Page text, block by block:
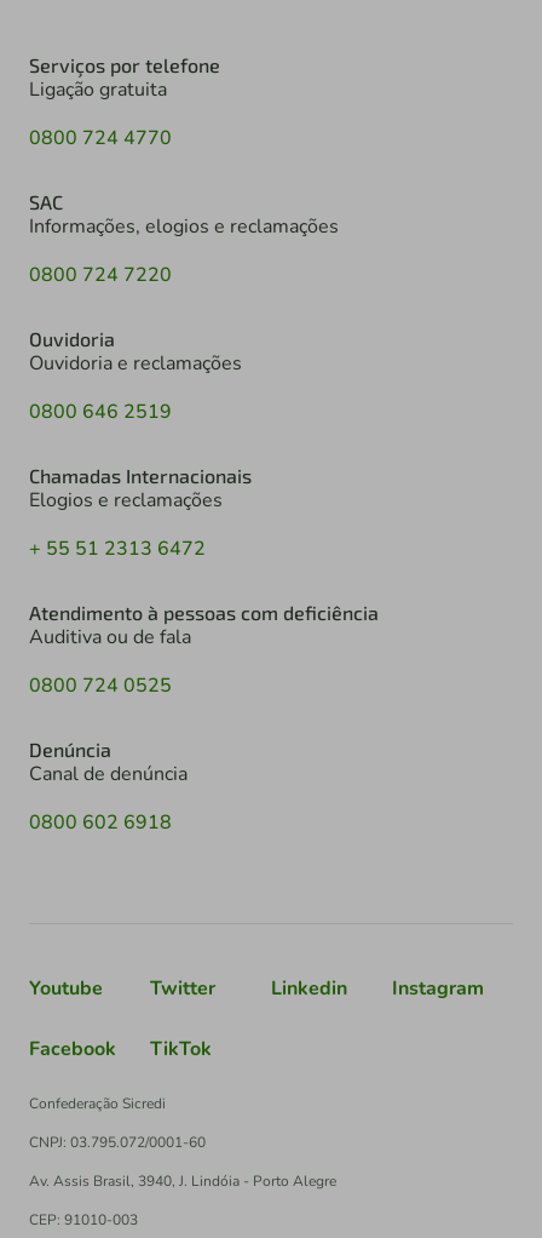
Serviços por telefone
Ligação gratuita
0800 724 4770
SAC
Informações, elogios e reclamações
0800 724 7220
Ouvidoria
Ouvidoria e reclamações
0800 646 2519
Chamadas Internacionais
Elogios e reclamações
+ 55 51 2313 6472
Atendimento à pessoas com deficiência
Auditiva ou de fala
0800 724 0525
Denúncia
Canal de denúncia
0800 602 6918
Youtube Twitter Linkedin Instagram
Facebook TikTok
Confederação Sicredi
CNPJ: 03.795.072/0001-60
Av. Assis Brasil, 3940, J. Lindóia - Porto Alegre
CEP: 91010-003